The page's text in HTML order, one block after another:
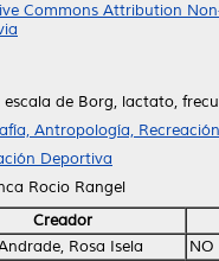
Commons Attribution
escala de Borg, lactato,
Antropología,
Deportiva
Rocio Rangel
Creador
Rosa Isela
NO